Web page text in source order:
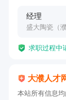
3.定期参与
成销售目标；
4.协助营销
经理
盛大陶瓷（
求职过程中
大濮人才
本站所有信息